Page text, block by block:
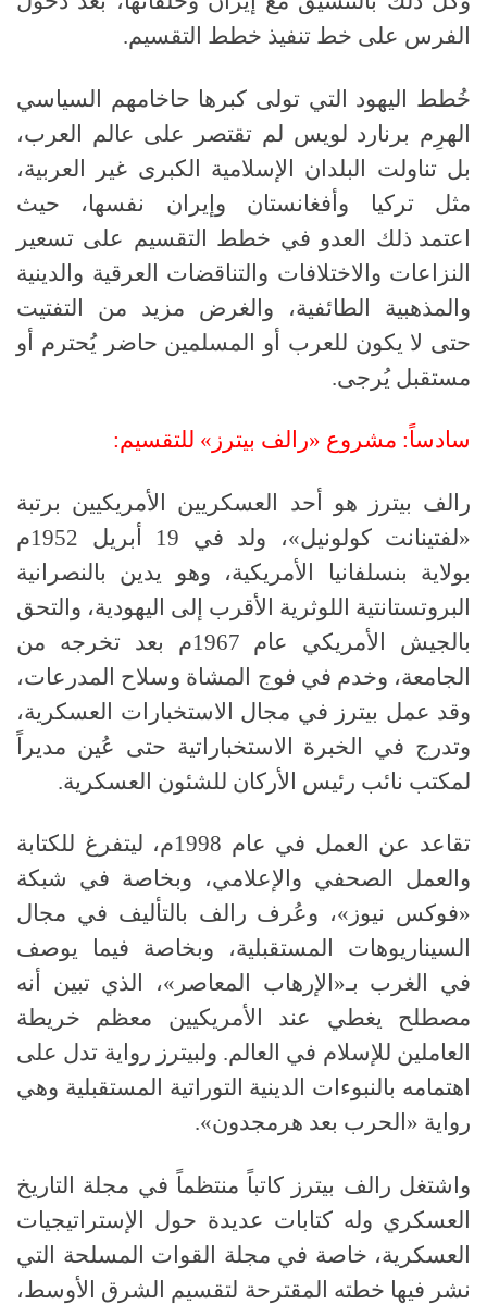
الفرس على خط تنفيذ خطط التقسيم.
خُطط اليهود التي تولى كبرها حاخامهم السياسي
الهرِم برنارد لويس لم تقتصر على عالم العرب،
بل تناولت البلدان الإسلامية الكبرى غير العربية،
مثل تركيا وأفغانستان وإيران نفسها، حيث
اعتمد ذلك العدو في خطط التقسيم على تسعير
النزاعات والاختلافات والتناقضات العرقية والدينية
والمذهبية الطائفية، والغرض مزيد من التفتيت
حتى لا يكون للعرب أو المسلمين حاضر يُحترم أو
مستقبل يُرجى.
سادساً: مشروع «رالف بيترز» للتقسيم:
رالف بيترز هو أحد العسكريين الأمريكيين برتبة
«لفتينانت كولونيل»، ولد في
أبريل
م
بولاية بنسلفانيا الأمريكية، وهو يدين بالنصرانية
البروتستانتية اللوثرية الأقرب إلى اليهودية، والتحق
بالجيش الأمريكي عام 1967م بعد تخرجه من
الجامعة، وخدم في فوج المشاة وسلاح المدرعات،
وقد عمل بيترز في مجال الاستخبارات العسكرية،
وتدرج في الخبرة الاستخباراتية حتى عُين مديراً
لمكتب نائب رئيس الأركان للشئون العسكرية.
تقاعد عن العمل في عام
م، ليتفرغ للكتابة
والعمل الصحفي والإعلامي، وبخاصة في شبكة
«فوكس نيوز»، وعُرف رالف بالتأليف في مجال
السيناريوهات المستقبلية، وبخاصة فيما يوصف
في الغرب بـ«الإرهاب المعاصر»، الذي تبين أنه
مصطلح يغطي عند الأمريكيين معظم خريطة
العاملين للإسلام في العالم. ولبيترز رواية تدل على
اهتمامه بالنبوءات الدينية التوراتية المستقبلية وهي
رواية «الحرب بعد هرمجدون».
واشتغل رالف بيترز كاتباً منتظماً في مجلة التاريخ
العسكري وله كتابات عديدة حول الإستراتيجيات
العسكرية، خاصة في مجلة القوات المسلحة التي
نشر فيها خطته المقترحة لتقسيم الشرق الأوسط،